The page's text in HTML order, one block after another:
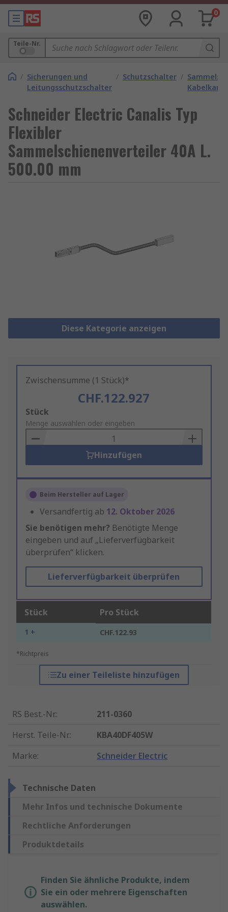
0
Teile-Nr.
/ Sicherungen und
Leitungsschutzschalter
/ Schutzschalter /
Kabelkanal
Schneider Electric Canalis Typ
Flexibler
Sammelschienenverteiler 40A L.
500.00 mm
Diese Kategorie anzeigen
Zwischensumme (1 Stück)*
CHF.122.927
Add
to
Basket
Stück
Menge auswählen oder eingeben
Hinzufügen
Beim Hersteller auf Lager
Versandfertig ab 12. Oktober 2026
Sie benötigen mehr? Benötigte Menge
eingeben und auf „Lieferverfügbarkeit
überprüfen“ klicken.
Lieferverfügbarkeit überprüfen
Stück Pro Stück
1 + CHF.122.93
*Richtpreis
Zu einer Teileliste hinzufügen
RS Best.-Nr.:
211-0360
Herst. Teile-Nr.:
KBA40DF405W
Marke: Schneider Electric
Technische Daten
Mehr Infos und technische Dokumente
Rechtliche Anforderungen
Produktdetails
Finden Sie ähnliche Produkte, indem
Sie ein oder mehrere Eigenschaften
auswählen.